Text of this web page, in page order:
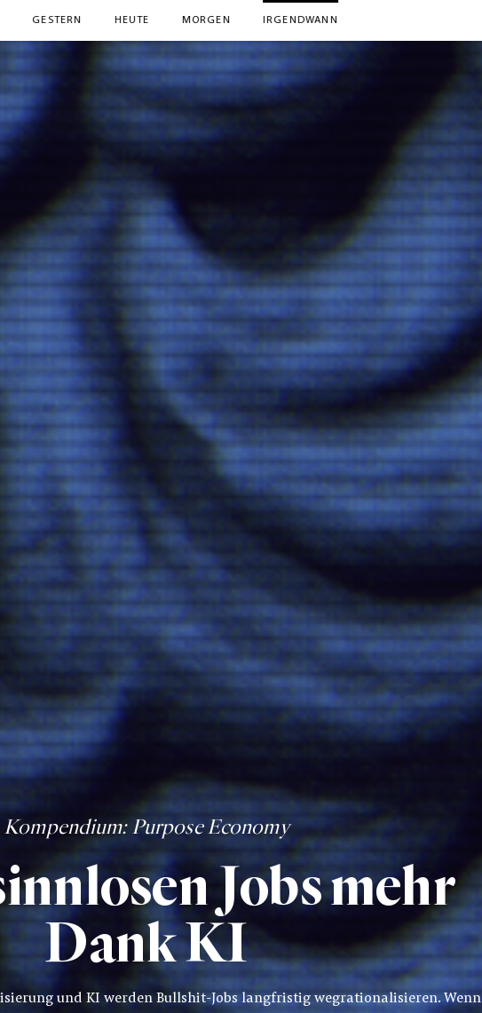
GESTERN HEUTE MORGEN IRGENDWANN
Kompendium: Purpose Economy
Jobs mehr
Dank KI
und KI werden Bullshit-Jobs langfristig wegrationalisieren. Wenn